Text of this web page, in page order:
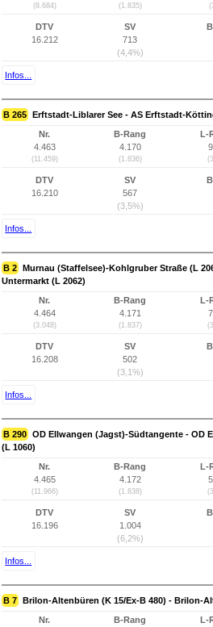
(8.684) (1.835)
DTV
16.212
SV
713
(4,4%)
Infos...
B 265 Erftstadt-Liblarer See - AS Erftstadt-
Nr.
4.463
(11.459)
B-Rang
4.170
(1.836)
L-
DTV
16.210
SV
567
(3,5%)
Infos...
B 2 Murnau (Staffelsee)-Kohlgruber Straße (L
Untermarkt (L 2062)
Nr.
4.464
(3.048)
B-Rang
4.171
(1.837)
L-
DTV
16.208
SV
502
(3,1%)
Infos...
B 290 OD Ellwangen (Jagst)-Südtangente - OD
(L 1060)
Nr.
4.465
(11.966)
B-Rang
4.172
(1.838)
L-
DTV
16.196
SV
1.004
(6,2%)
Infos...
B 7 Brilon-Altenbüren (K 15/Ex-B 480) - Brilon-
Nr.
B-Rang
L-